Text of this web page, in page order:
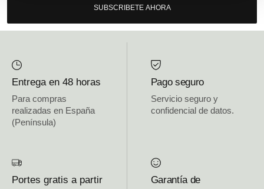
SUBSCRIBETE AHORA
Entrega en 48 horas
Para compras
realizadas en España
(Península)
Pago seguro
Servicio seguro y
confidencial de datos.
Portes gratis a partir
Garantía de